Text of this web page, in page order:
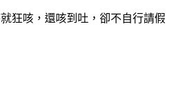
狂咳，還咳到吐，卻不自行請假